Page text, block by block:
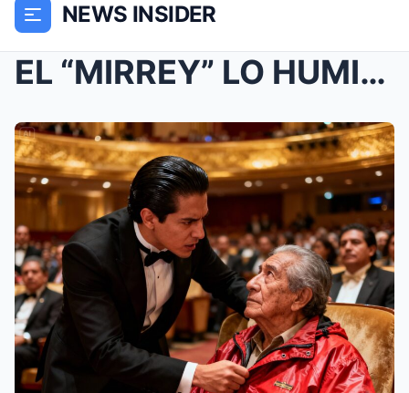
NEWS INSIDER
EL “MIRREY” LO HUMILLÓ POR SU ROPA VIE...